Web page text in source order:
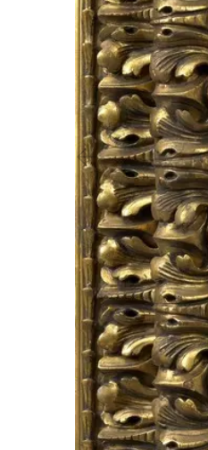
Vorheriger Slide